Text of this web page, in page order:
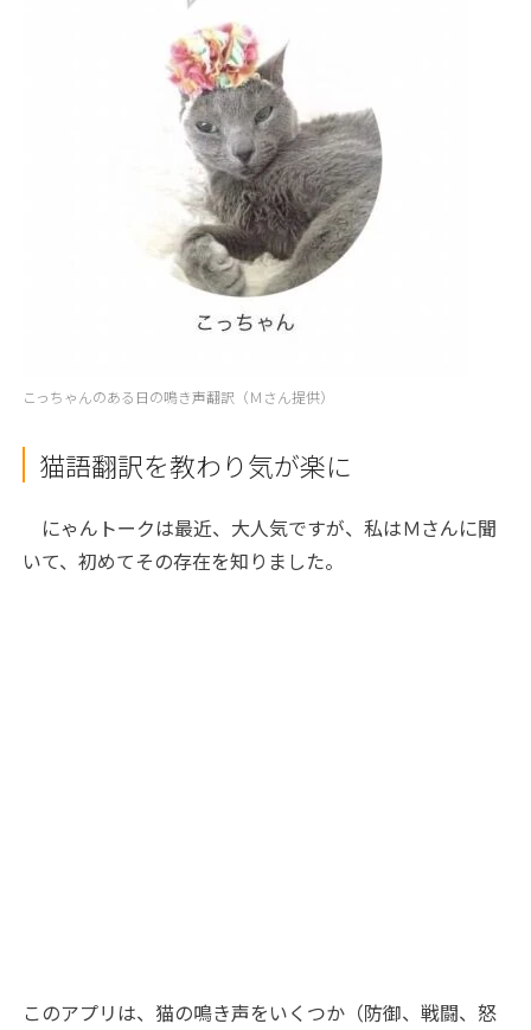
こっちゃんのある日の鳴き声翻訳（Ｍさん提供）
猫語翻訳を教わり気が楽に
にゃんトークは最近、大人気ですが、私はＭさんに聞
いて、初めてその存在を知りました。
このアプリは、猫の鳴き声をいくつか（防御、戦闘、怒